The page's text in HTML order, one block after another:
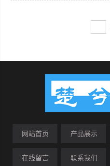
网站首页 产品展示
在线留言 联系我们